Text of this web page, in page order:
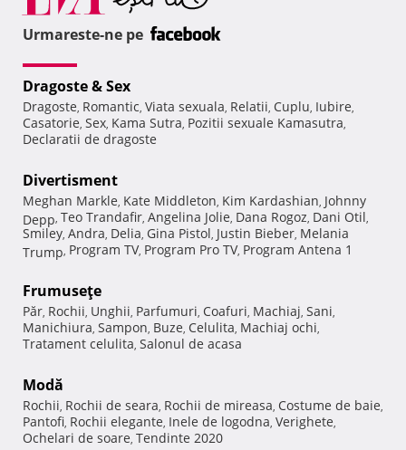
Urmareste-ne pe
Dragoste & Sex
Dragoste, Romantic, Viata sexuala, Relatii, Cuplu, Iubire,
Casatorie, Sex, Kama Sutra, Pozitii sexuale Kamasutra,
Declaratii de dragoste
Divertisment
Meghan Markle, Kate Middleton, Kim Kardashian, Johnny
Depp, Teo Trandafir, Angelina Jolie, Dana Rogoz, Dani Otil,
Smiley, Andra, Delia, Gina Pistol, Justin Bieber, Melania
Trump, Program TV, Program Pro TV, Program Antena 1
Frumuseţe
Păr, Rochii, Unghii, Parfumuri, Coafuri, Machiaj, Sani,
Manichiura, Sampon, Buze, Celulita, Machiaj ochi,
Tratament celulita, Salonul de acasa
Modă
Rochii, Rochii de seara, Rochii de mireasa, Costume de baie,
Pantofi, Rochii elegante, Inele de logodna, Verighete,
Ochelari de soare, Tendinte 2020